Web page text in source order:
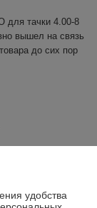
для тачки 4.00-8
вышел на связь
до сих пор
удобства